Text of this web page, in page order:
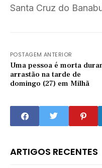
Santa Cruz do
POSTAGEM ANTERIOR
Uma pessoa é morta
arrastão na tarde de
domingo (27) em Milhã
ARTIGOS RECENTES